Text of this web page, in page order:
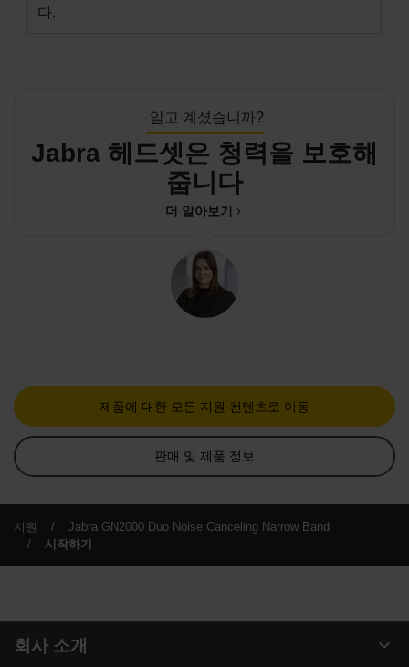
다.
알고 계셨습니까?
Jabra 헤드셋은 청력을 보호해
줍니다
chevron_right
더 알아보기
제품에 대한 모든 지원 컨텐츠로 이동
판매 및 제품 정보
지원
Jabra GN2000 Duo Noise Canceling Narrow Band
시작하기
expand_more
회사 소개